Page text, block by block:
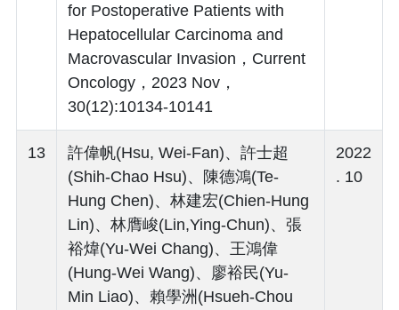
for Postoperative Patients with
Hepatocellular Carcinoma and
Macrovascular Invasion，Current
Oncology，2023 Nov，
30(12):10134-10141
13
許偉帆(Hsu, Wei-Fan)、許士超
(Shih-Chao Hsu)、陳德鴻(Te-
Hung Chen)、林建宏(Chien-Hung
Lin)、林膺峻(Lin,Ying-Chun)、張
裕煒(Yu-Wei Chang)、王鴻偉
(Hung-Wei Wang)、廖裕民(Yu-
Min Liao)、賴學洲(Hsueh-Chou
2022
. 10